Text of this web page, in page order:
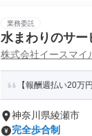
業務委託
水まわりのサー
株式会社イースマ
【報酬週払い20
神奈川県綾瀬市
完全歩合制